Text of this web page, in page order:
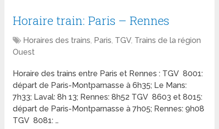
Horaire train: Paris – Rennes
Horaires des trains, Paris, TGV, Trains de la région
Ouest
Horaire des trains entre Paris et Rennes : TGV 8001:
départ de Paris-Montparnasse à 6h35; Le Mans:
7h33; Laval: 8h 13; Rennes: 8h52 TGV 8603 et 8015:
départ de Paris-Montparnasse à 7h05; Rennes: 9h08
TGV 8081: …